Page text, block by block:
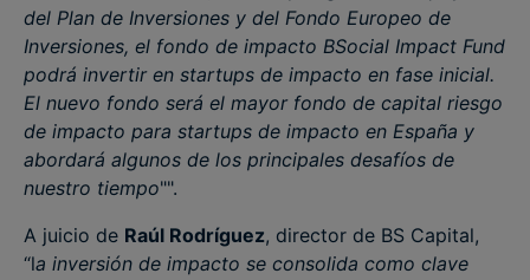
del Plan de Inversiones y del Fondo Europeo de
Inversiones, el fondo de impacto BSocial Impact Fund
podrá invertir en startups de impacto en fase inicial.
El nuevo fondo será el mayor fondo de capital riesgo
de impacto para startups de impacto en España y
abordará algunos de los principales desafíos de
nuestro tiempo"".
A juicio de Raúl Rodríguez, director de BS Capital,
“la inversión de impacto se consolida como clave